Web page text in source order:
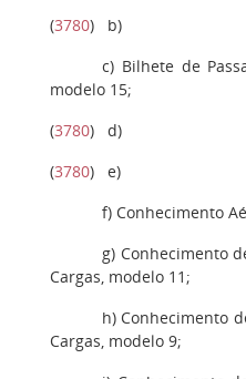
(3780) b)
c) Bilhete de
modelo 15;
(3780) d)
(3780) e)
f) Conhecimento
g) Conhecimento
Cargas, modelo 11;
h) Conhecimento
Cargas, modelo 9;